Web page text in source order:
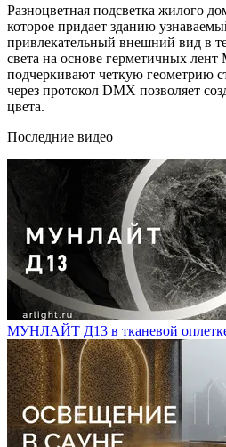
Разноцветная подсветка жилого
которое придает зданию
привлекательный внешний вид в
света на основе герметичных
подчеркивают четкую геометрию
через протокол DMX позволяет
цвета.
Последние видео
МУНЛАЙТ Д13 в тканевой